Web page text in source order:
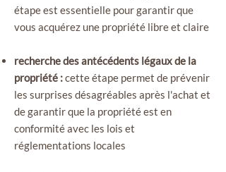
étape est essentielle pour garantir que
vous acquérez une propriété libre et claire
recherche des antécédents légaux de la
propriété :cette étape permet de prévenir
les surprises désagréables après l'achat et
de garantir que la propriété est en
conformité avec les lois et
réglementations locales